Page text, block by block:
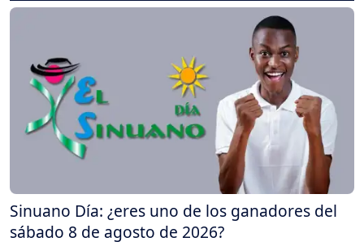
Sinuano Día: ¿eres uno de los ganadores del
sábado 8 de agosto de 2026?